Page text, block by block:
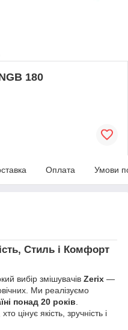
180
Оплата Умови
Стиль і Комфорт
вибір змішувачів Zerix —
Ми реалізуємо
понад 20 років
цінує якість, зручність і